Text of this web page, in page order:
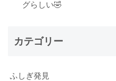
グらしい🤣
カテゴリー
ふしぎ発見